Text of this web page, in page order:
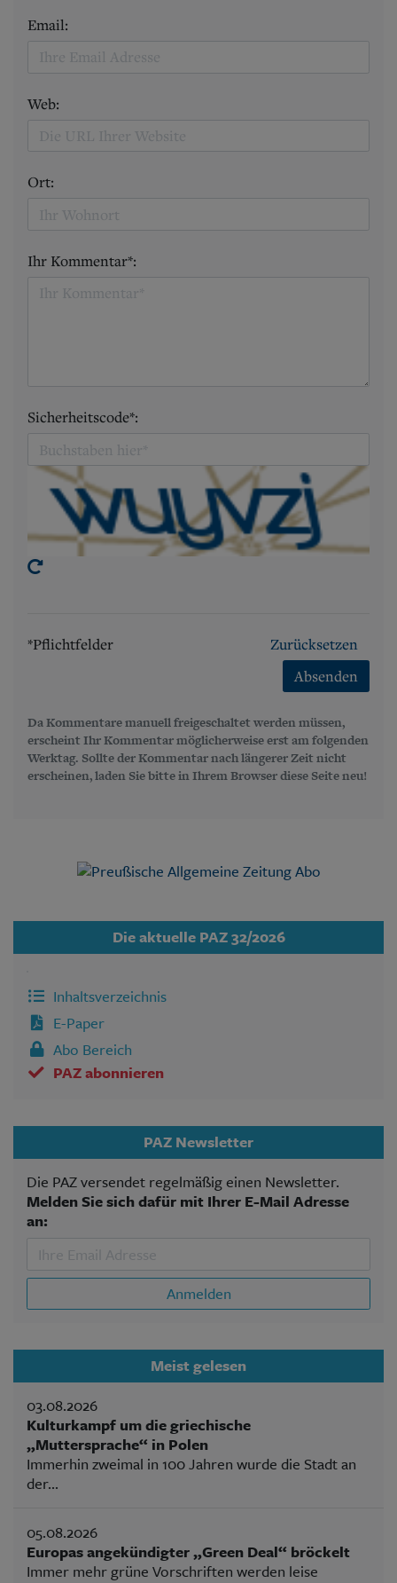
Email:
Web:
Ort:
Ihr Kommentar*:
Sicherheitscode*:
*Pflichtfelder
Zurücksetzen
Absenden
Da Kommentare manuell freigeschaltet werden müssen,
erscheint Ihr Kommentar möglicherweise erst am folgenden
Werktag. Sollte der Kommentar nach längerer Zeit nicht
erscheinen, laden Sie bitte in Ihrem Browser diese Seite neu!
Die aktuelle PAZ 32/2026
Inhaltsverzeichnis
E-Paper
Abo Bereich
PAZ abonnieren
PAZ Newsletter
Die PAZ versendet regelmäßig einen Newsletter.
Melden Sie sich dafür mit Ihrer E-Mail Adresse
an:
Anmelden
Meist gelesen
03.08.2026
Kulturkampf um die griechische
„Muttersprache“ in Polen
Immerhin zweimal in 100 Jahren wurde die Stadt an
der...
05.08.2026
Europas angekündigter „Green Deal“ bröckelt
Immer mehr grüne Vorschriften werden leise